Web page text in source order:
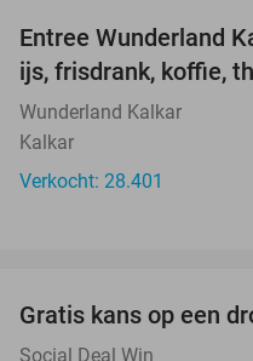
Entree Wunderland
ijs, frisdrank, koffie,
Wunderland Kalkar
Kalkar
Verkocht: 28.401
Gratis kans op een
Social Deal Win